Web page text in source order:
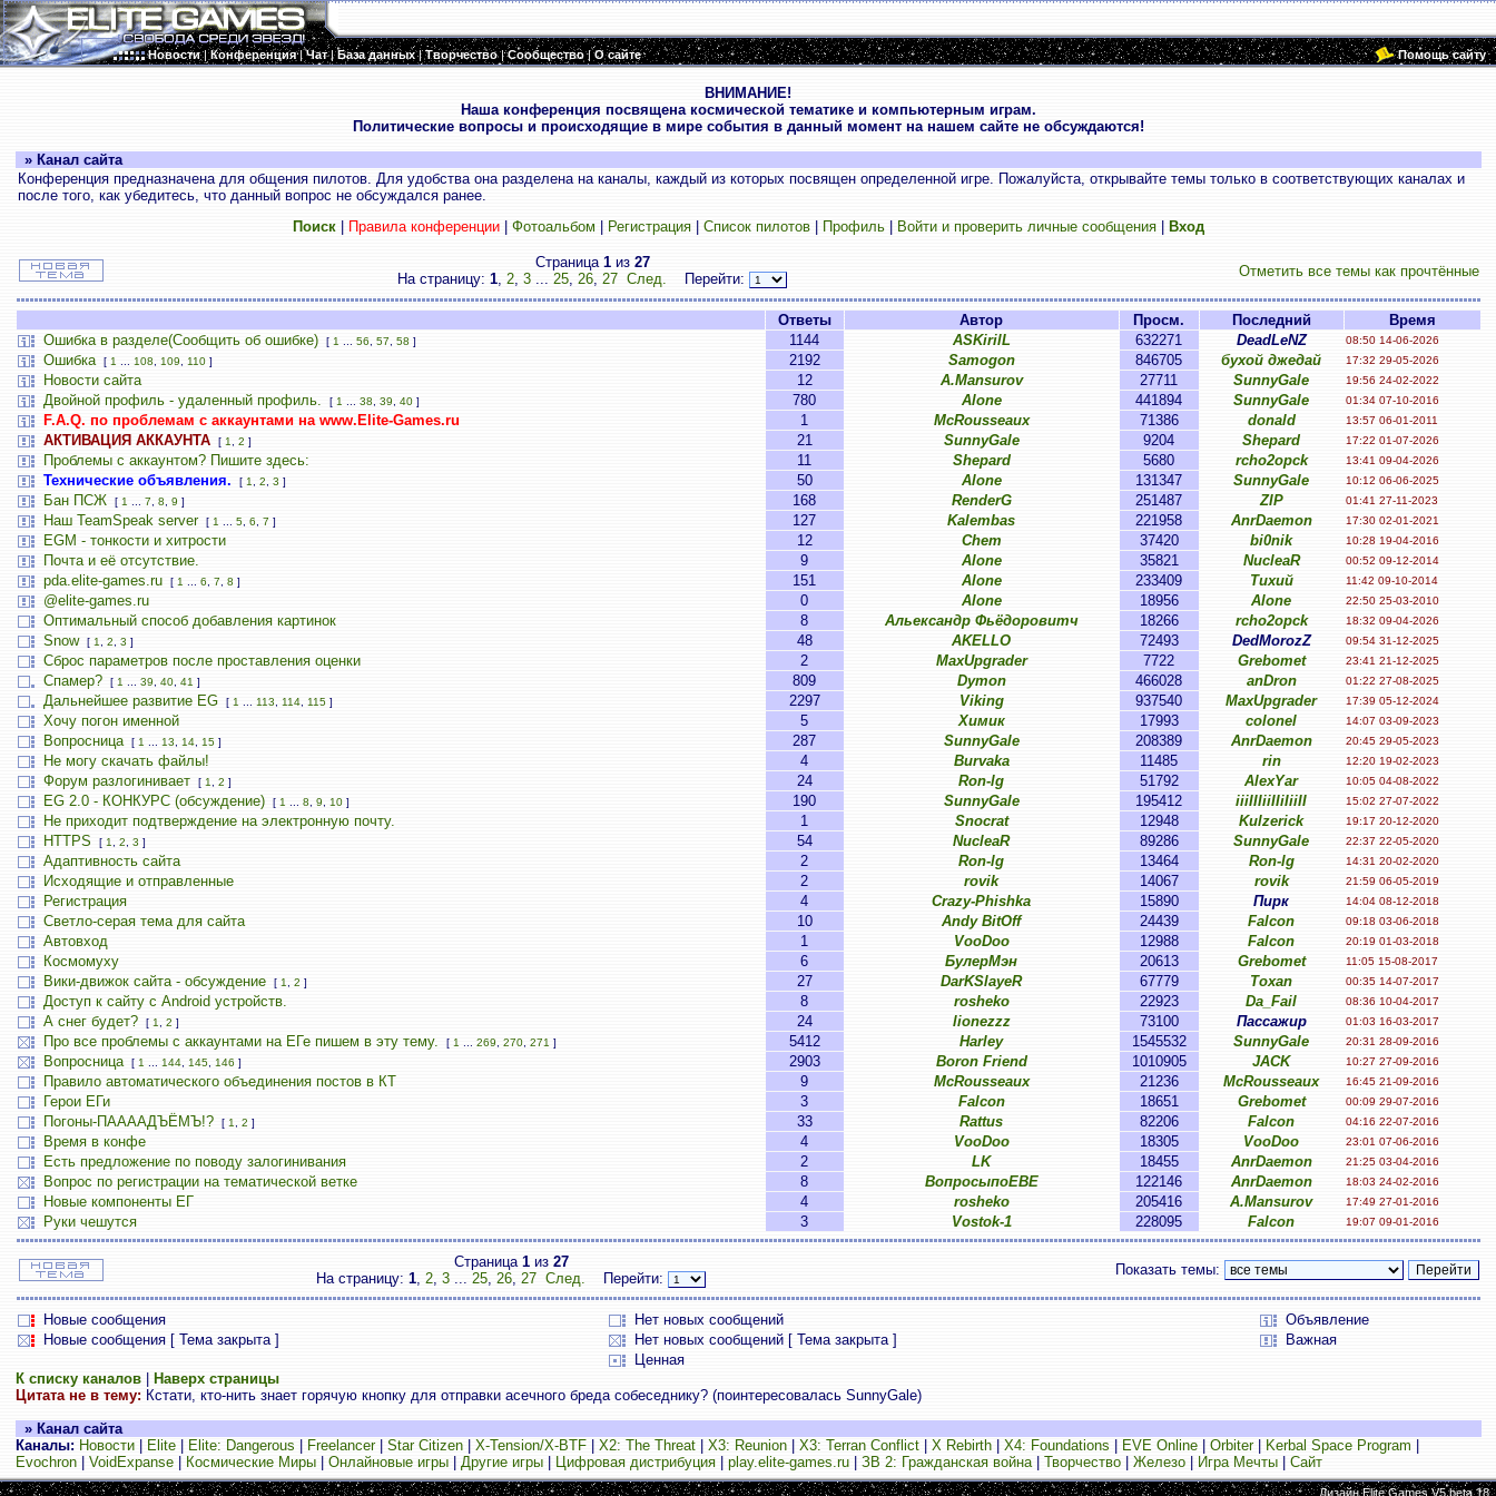
Новости|Конференция|Чат|База данных|Творчество|Сообщество|О сайте Помощь сайту
ВНИМАНИЕ!
Наша конференция посвящена космической тематике и компьютерным играм.
Политические вопросы и происходящие в мире события в данный момент на нашем сайте не обсуждаются!
» Канал сайта
Конференция предназначена для общения пилотов. Для удобства она разделена на каналы, каждый из которых посвящен определенной игре. Пожалуйста, открывайте темы только в соответствующих каналах и
после того, как убедитесь, что данный вопрос не обсуждался ранее.
Поиск| Правила конференции| Фотоальбом Регистрация| Список пилотов| Профиль| Войти и проверить личные сообщения| Вход
Страница 1из 27
На страницу: 1, 2, 3 ... 25, 26, 27 След. Перейти: Отметить все темы как прочтённые
Ответы Автор Просм. Последний
Время
Ошибка в разделе(Сообщить об ошибке)
[ 1 56 57 58 ] 1144 ASKirilL 632271 DeadLeNZ 08:50 14-06-2026
Ошибка [ 1 108 109 110] 2192 Samogon 846705 бухой джедай 17:32 29-05-2026
Новости сайта 12 A.Mansurov 27711 SunnyGale 19:56 24-02-2022
Двойной профиль - удаленный профиль. [ 1 38 39 40] 780 Alone 441894 SunnyGale 01:34 07-10-2016
F.A.Q. по проблемам с аккаунтами на www.Elite-Games.ru 1 McRousseaux 71386 donald 13:57 06-01-2011
АКТИВАЦИЯ АККАУНТА [ 1 2 ] 21 SunnyGale 9204 Shepard 17:22 01-07-2026
Проблемы с аккаунтом? Пишите здесь: 11 Shepard 5680 rcho2opck 13:41 09-04-2026
Технические объявления. [ 1 2 3 ] 50 Alone 131347 SunnyGale 10:12 06-06-2025
Бан ПСЖ [ 1 7 8 9 ] 168 RenderG 251487 ZIP 01:41 27-11-2023
Наш TeamSpeak server [ 1 5, 6 7 ] 127 Kalembas 221958 AnrDaemon 17:30 02-01-2021
EGM - тонкости и хитрости 12 Chem 37420 bi0nik 10:28 19-04-2016
Почта и её отсутствие. 9 Alone 35821 NucleaR 00:52 09-12-2014
pda.elite-games.ru [ 1 6 7 8 ] 151 Alone 233409 Тихий 11:42 09-10-2014
@elite-games.ru 0 Alone 18956 Alone 22:50 25-03-2010
Оптимальный способ добавления картинок 8 Альександр Фьёдоровитч 18266 rcho2opck 18:32 09-04-2026
Snow [ 1 2 3 ] 48 AKELLO 72493 DedMorozZ 09:54 31-12-2025
Сброс параметров после проставления оценки 2 MaxUpgrader 7722 Grebomet 23:41 21-12-2025
Спамер? [ 1 39 40, 41 ] 809 Dymon 466028 anDron 01:22 27-08-2025
Дальнейшее развитие EG [ 1 113 114, 115] 2297 Viking 937540 MaxUpgrader 17:39 05-12-2024
Хочу погон именной 5 Химик 17993 colonel 14:07 03-09-2023
Вопросница [ 1 13 14, 15] 287 SunnyGale 208389 AnrDaemon 20:45 29-05-2023
Не могу скачать файлы! 4 Burvaka 11485 rin 12:20 19-02-2023
Форум разлогинивает [ 1 2 ] 24 Ron-lg 51792 AlexYar 10:05 04-08-2022
EG 2.0 - КОНКУРС (обсуждение) [ 1 8 9 10] 190 SunnyGale 195412 iiiIIIiiIIiIiiII 15:02 27-07-2022
Не приходит подтверждение на электронную почту. 1 Snocrat 12948 Kulzerick 19:17 20-12-2020
HTTPS [ 1 2 3 ] 54 NucleaR 89286 SunnyGale 22:37 22-05-2020
Адаптивность сайта 2 Ron-lg 13464 Ron-lg 14:31 20-02-2020
Исходящие и отправленные 2 rovik 14067 rovik 21:59 06-05-2019
Регистрация 4 Crazy-Phishka 15890 Пирк 14:04 08-12-2018
Светло-серая тема для сайта 10 Andy BitOff 24439 Falcon 09:18 03-06-2018
Автовход 1 VooDoo 12988 Falcon 20:19 01-03-2018
Космомуху 6 БулерМэн 20613 Grebomet 11:05 15-08-2017
Вики-движок сайта - обсуждение [ 1 2 ] 27 DarKSlayeR 67779 Toxan 00:35 14-07-2017
Доступ к сайту с Android устройств. 8 rosheko 22923 Da_Fail 08:36 10-04-2017
А снег будет? [ 1 2 ] 24 lionezzz 73100 Пассажир 01:03 16-03-2017
Про все проблемы с аккаунтами на ЕГе пишем в эту тему. [ 1 269 270, 271 ] 5412 Harley 1545532 SunnyGale 20:31 28-09-2016
Вопросница [ 1 144, 145, 146 ] 2903 Boron Friend 1010905 JACK 10:27 27-09-2016
Правило автоматического объединения постов в КТ 9 McRousseaux 21236 McRousseaux 16:45 21-09-2016
Герои ЕГи 3 Falcon 18651 Grebomet 00:09 29-07-2016
Погоны-ПААААДЪЁМЪ!? [ 1 2 ] 33 Rattus 82206 Falcon 04:16 22-07-2016
Время в конфе 4 VooDoo 18305 VooDoo 23:01 07-06-2016
Есть предложение по поводу залогинивания 2 LK 18455 AnrDaemon 21:25 03-04-2016
Вопрос по регистрации на тематической ветке 8 ВопросыпоЕВЕ 122146 AnrDaemon 18:03 24-02-2016
Новые компоненты ЕГ 4 rosheko 205416 A.Mansurov 17:49 27-01-2016
Руки чешутся 3 Vostok-1 228095 Falcon 19:07 09-01-2016
Страница 1из 27
На страницу: 1, 2, 3 ... 25, 26, 27 След. Перейти:
Показать темы:
Новые сообщения Нет новых сообщений
Объявление
Новые сообщения [ Тема закрыта ]
Нет новых сообщений [ Тема закрыта ]
Важная
Ценная
К списку каналов|
Наверх страницы
Цитата не в тему:Кстати, кто-нить знает горячую кнопку для отправки асечного бреда собеседнику? (поинтересовалась SunnyGale)
» Канал сайта
Каналы: Новости| Elite| Elite: Dangerous Freelancer| Star Citizen| X-Tension/X-BTF| X2: The Threat| X3: Reunion| X3: Terran Conflict| X Rebirth| X4: Foundations EVE Online| Orbiter| Kerbal Space Program
Evochron| VoidExpanse| Космические Миры| Онлайновые игры| Другие игры| Цифровая дистрибуция| play.elite-games.ru| ЗВ 2: Гражданская война| Творчество| Железо| Игра Мечты| Сайт
Дизайн Elite Games V5 beta.18